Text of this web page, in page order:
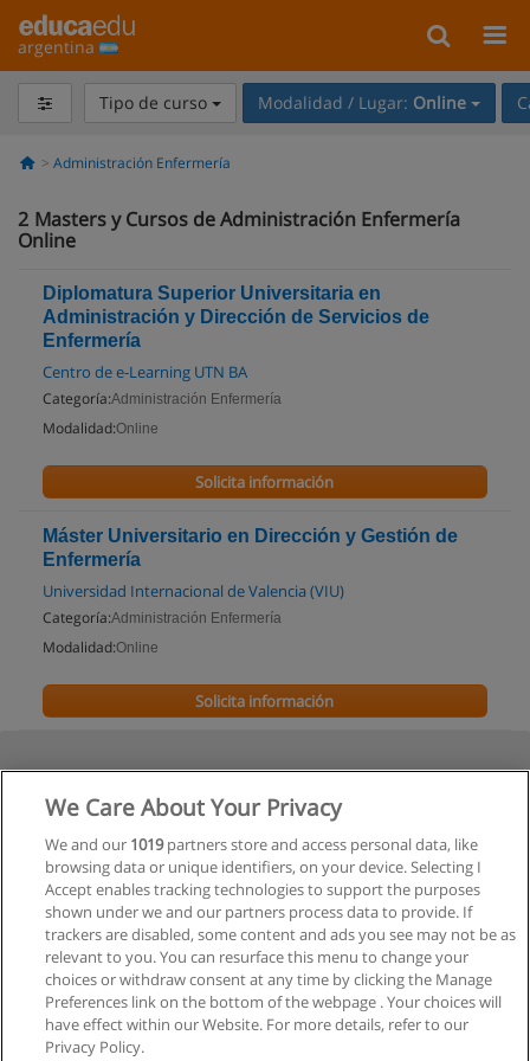
argentina
Tipo de curso Modalidad / Lugar: Online
Administración Enfermería
2 Masters y Cursos de Administración Enfermería
Online
Diplomatura Superior Universitaria en
Administración y Dirección de Servicios de
Enfermería
Centro de e-Learning UTN BA
Categoría:Administración Enfermería
Modalidad:Online
Solicita información
Máster Universitario en Dirección y Gestión de
Enfermería
Universidad Internacional de Valencia (VIU)
Categoría:Administración Enfermería
Modalidad:Online
Solicita información
We Care About Your Privacy
We and our 1019partners store and access personal data, like
browsing data or unique identifiers, on your device. Selecting I
Accept enables tracking technologies to support the purposes
shown under we and our partners process data to provide. If
trackers are disabled, some content and ads you see may not be as
relevant to you. You can resurface this menu to change your
choices or withdraw consent at any time by clicking the Manage
Preferences link on the bottom of the webpage . Your choices will
have effect within our Website. For more details, refer to our
Privacy Policy.